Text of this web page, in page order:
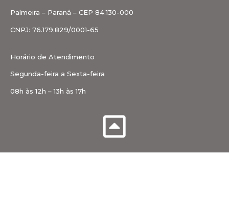
Palmeira – Paraná – CEP 84.130-000
CNPJ: 76.179.829/0001-65
Horário de Atendimento
Segunda-feira a Sexta-feira
08h às 12h – 13h às 17h